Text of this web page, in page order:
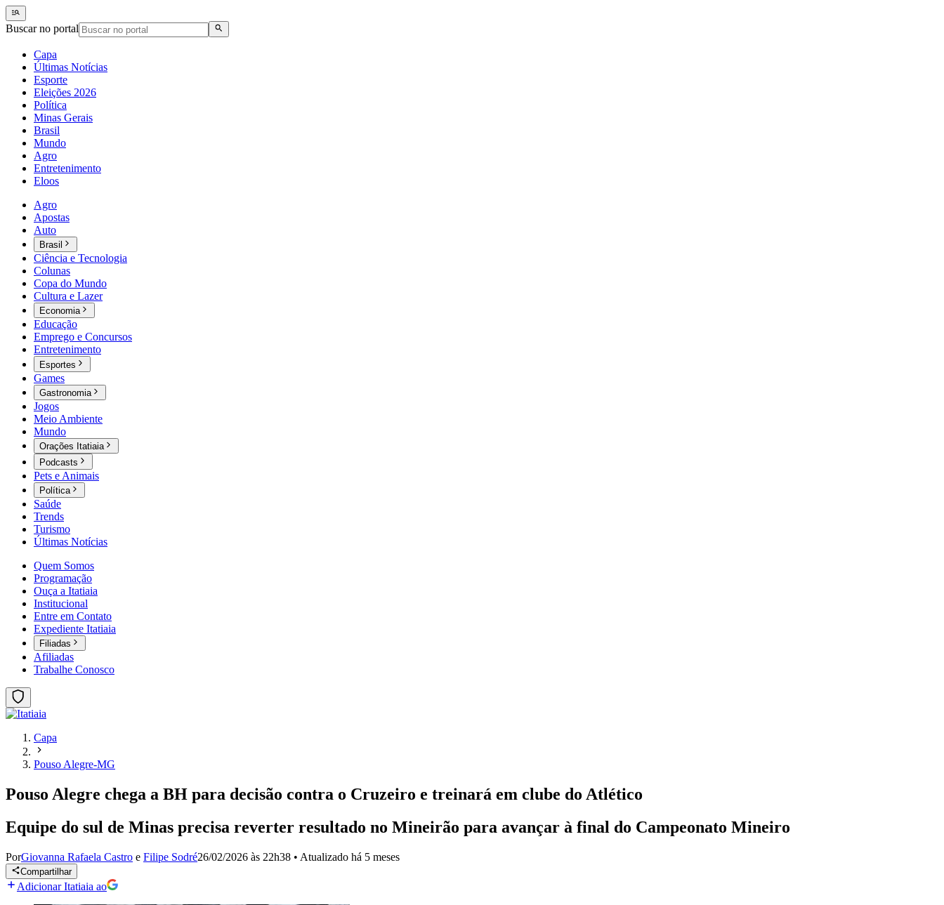
Buscar no portal
Capa
Últimas Notícias
Esporte
Eleições 2026
Política
Minas Gerais
Brasil
Mundo
Agro
Entretenimento
Eloos
Agro
Apostas
Auto
Brasil
Ciência e Tecnologia
Colunas
Copa do Mundo
Cultura e Lazer
Economia
Educação
Emprego e Concursos
Entretenimento
Esportes
Games
Gastronomia
Jogos
Meio Ambiente
Mundo
Orações Itatiaia
Podcasts
Pets e Animais
Política
Saúde
Trends
Turismo
Últimas Notícias
Quem Somos
Programação
Ouça a Itatiaia
Institucional
Entre em Contato
Expediente Itatiaia
Filiadas
Afiliadas
Trabalhe Conosco
Capa
Pouso Alegre-MG
Pouso Alegre chega a BH para decisão contra o Cruzeiro e treinará em clube do Atlético
Equipe do sul de Minas precisa reverter resultado no Mineirão para avançar à final do Campeonato Mineiro
PorGiovanna Rafaela Castro e Filipe Sodré26/02/2026 às 22h38 • Atualizado há 5 meses
Compartilhar
Adicionar Itatiaia ao